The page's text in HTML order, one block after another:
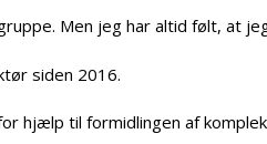
Men jeg har altid følt, at
siden 2016.
hjælp til formidlingen af